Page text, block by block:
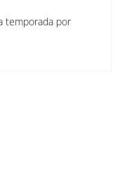
temporada por